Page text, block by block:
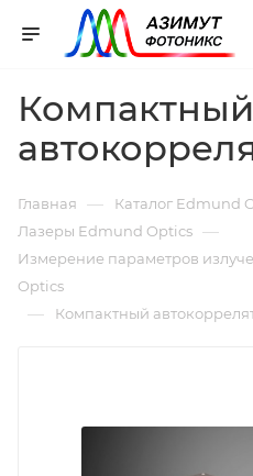
Компактный
Главная — Каталог Edmund
Лазеры Edmund Optics —
Измерение параметров
Optics
— Компактный